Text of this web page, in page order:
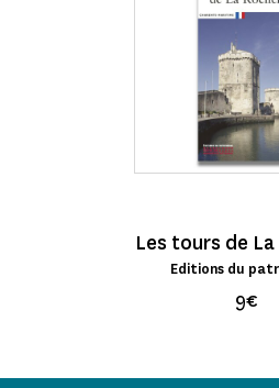
Les tours de
Editions du
9€